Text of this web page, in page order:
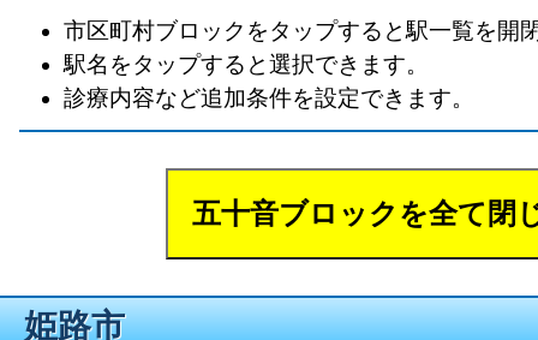
市区町村ブロックをタップすると駅一覧を開
駅名をタップすると選択できます。
診療内容など追加条件を設定できます。
姫路市